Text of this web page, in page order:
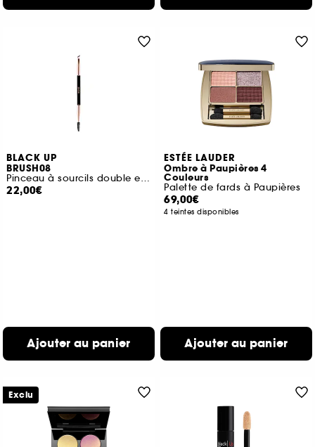
BLACK UP
BRUSH08
Pinceau à sourcils double embout
22,00€
Ajouter au panier
ESTÉE LAUDER
Ombre à Paupières 4
Couleurs
Palette de fards à Paupières
69,00€
4 teintes disponibles
Ajouter au panier
Exclu